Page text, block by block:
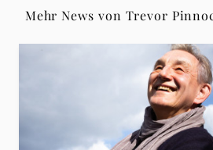
Mehr News von Trevor